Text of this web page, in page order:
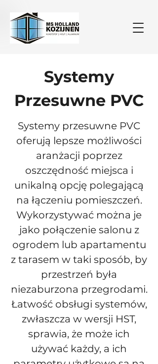
Systemy
Przesuwne PVC
Systemy przesuwne PVC
oferują lepsze możliwości
aranżacji poprzez
oszczędność miejsca i
unikalną opcję polegającą
na łączeniu pomieszczeń.
Wykorzystywać można je
jako połączenie salonu z
ogrodem lub apartamentu
z tarasem w taki sposób, by
przestrzeń była
niezaburzona przegrodami.
Łatwość obsługi systemów,
zwłaszcza w wersji HST,
sprawia, że może ich
używać każdy, a ich